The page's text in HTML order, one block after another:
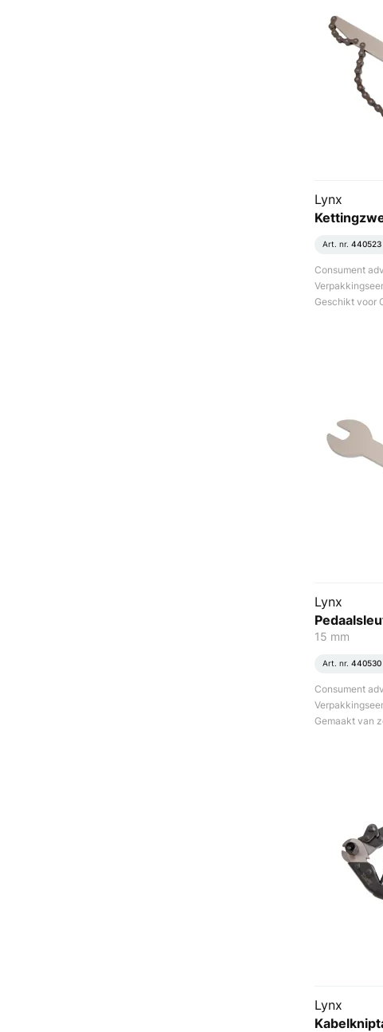
Lynx
Art. nr. 440523
Consument
Geschikt voor
Lynx
15 mm
Art. nr. 440530
Consument
Gemaakt van
Lynx